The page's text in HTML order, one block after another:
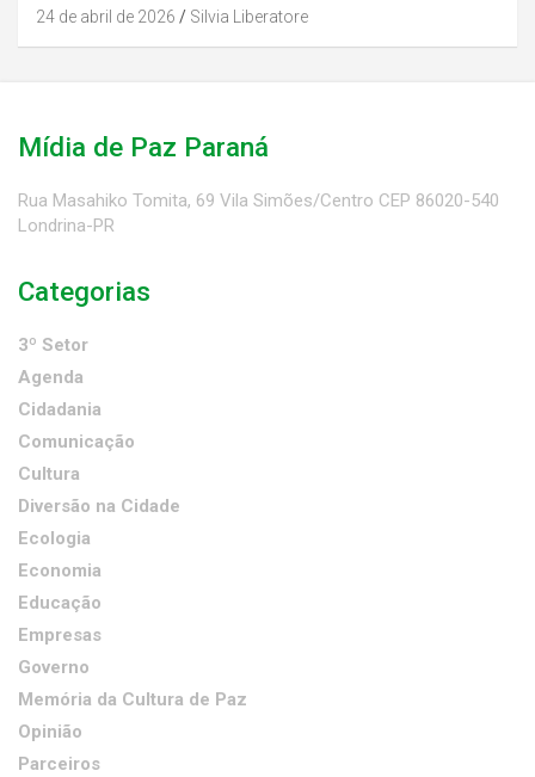
24 de abril de 2026 Silvia Liberatore
Mídia de Paz Paraná
Rua Masahiko Tomita, 69 Vila Simões/Centro CEP 86020-540
Londrina-PR
Categorias
3º Setor
Agenda
Cidadania
Comunicação
Cultura
Diversão na Cidade
Ecologia
Economia
Educação
Empresas
Governo
Memória da Cultura de Paz
Opinião
Parceiros